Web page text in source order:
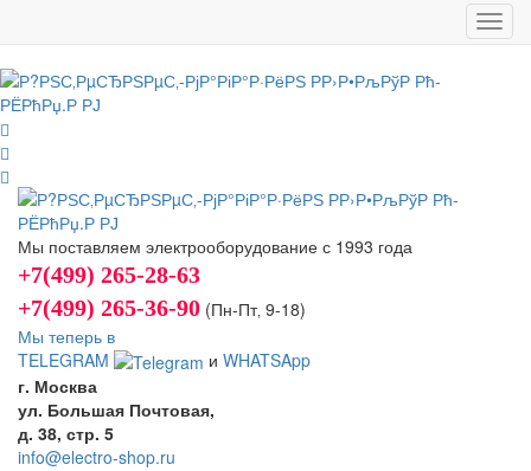
Мы поставляем электрооборудование с 1993 года
+7(499) 265-28-63
+7(499) 265-36-90 (Пн-Пт‚ 9-18)
Мы теперь в
TELEGRAM
и WHATSApp
г. Москва
ул. Большая Почтовая,
д. 38, стр. 5
info@electro-shop.ru